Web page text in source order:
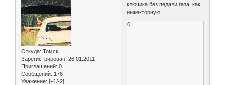
Откуда: Томск
Зарегистрирован: 26.01.2011
Приглашений: 0
Сообщений: 176
Уважение: [+1/-2]
ключика без педали газа, как
инжекторную
0